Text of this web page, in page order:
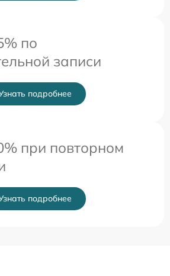
по
записи
подробнее
при повторном
подробнее